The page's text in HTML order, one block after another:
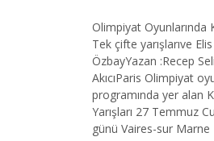
Olimpiyat Oyunlarında
Tek çifte yarışlarıve Elis
ÖzbayYazan :Recep
AkıcıParis Olimpiyat
programında yer alan
Yarışları 27 Temmuz
günü Vaires-sur Marne